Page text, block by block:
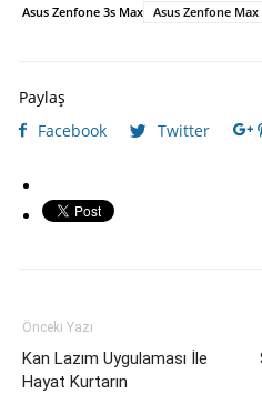
Asus Zenfone 3s Max Asus Zenfone Max
Paylaş
Facebook
Twitter
Önceki Yazı
Kan Lazım Uygulaması İle
Hayat Kurtarın